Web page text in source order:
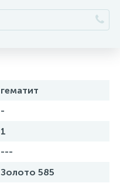
гематит
-
1
---
Золото 585